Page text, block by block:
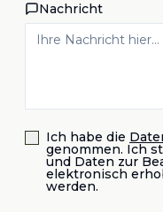
Nachricht
Ich habe die
genommen. Ich
und Daten zur
elektronisch
werden.